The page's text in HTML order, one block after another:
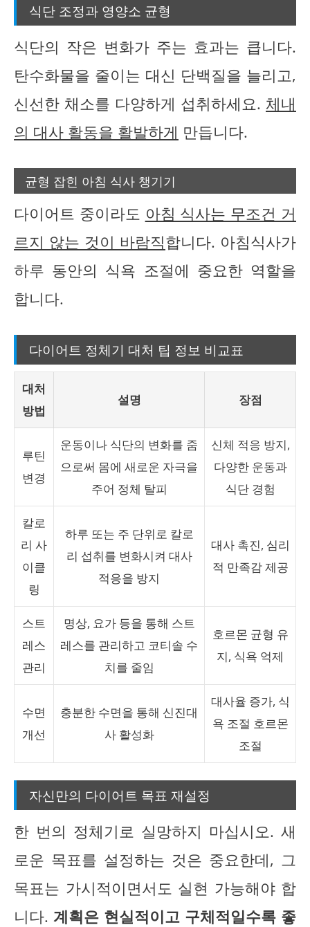
식단 조정과 영양소 균형
식단의 작은 변화가 주는 효과는 큽니다.
탄수화물을 줄이는 대신 단백질을 늘리고,
신선한 채소를 다양하게 섭취하세요. 체내
의 대사 활동을 활발하게 만듭니다.
균형 잡힌 아침 식사 챙기기
다이어트 중이라도 아침 식사는 무조건 거
르지 않는 것이 바람직합니다. 아침식사가
하루 동안의 식욕 조절에 중요한 역할을
합니다.
다이어트 정체기 대처 팁 정보 비교표
대처
방법
설명 장점
루틴
변경
운동이나 식단의 변화를 줌
으로써 몸에 새로운 자극을
주어 정체 탈피
신체 적응 방지,
다양한 운동과
식단 경험
칼로
리 사
이클
링
하루 또는 주 단위로 칼로
리 섭취를 변화시켜 대사
적응을 방지
대사 촉진, 심리
적 만족감 제공
스트
레스
관리
명상, 요가 등을 통해 스트
레스를 관리하고 코티솔 수
치를 줄임
호르몬 균형 유
지, 식욕 억제
수면
개선
충분한 수면을 통해 신진대
사 활성화
대사율 증가, 식
욕 조절 호르몬
조절
자신만의 다이어트 목표 재설정
한 번의 정체기로 실망하지 마십시오. 새
로운 목표를 설정하는 것은 중요한데, 그
목표는 가시적이면서도 실현 가능해야 합
니다. 계획은 현실적이고 구체적일수록 좋